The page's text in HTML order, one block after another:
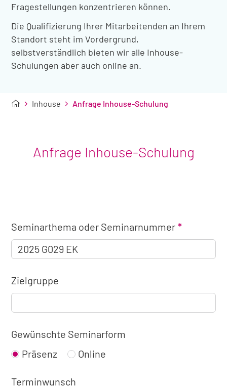
Fragestellungen konzentrieren können.
Die Qualifizierung Ihrer Mitarbeitenden an Ihrem
Standort steht im Vordergrund,
selbstverständlich bieten wir alle Inhouse-
Schulungen aber auch online an.
Inhouse Anfrage Inhouse-Schulung
Anfrage Inhouse-Schulung
Angaben
zum
Seminar
Seminarthema oder Seminarnummer
Zielgruppe
Gewünschte Seminarform
Präsenz
Online
Terminwunsch